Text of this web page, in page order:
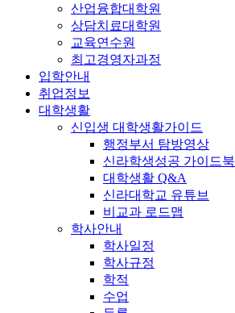
산업융합대학원
상담치료대학원
교육연수원
최고경영자과정
입학안내
취업정보
대학생활
신입생 대학생활가이드
행정부서 탐방영상
신라학생성공 가이드북
대학생활 Q&A
신라대학교 유튜브
비교과 로드맵
학사안내
학사일정
학사규정
학적
수업